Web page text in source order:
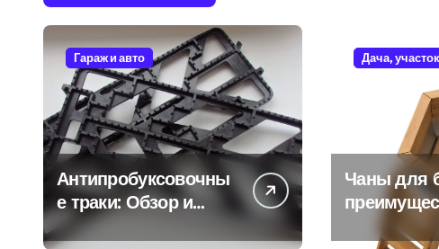
Гараж и авто
Антипробуксовочны
е траки: Обзор и
Преимущества
Дача, участок
Чаны для
и